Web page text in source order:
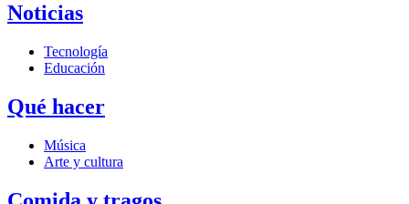
Noticias
Tecnología
Educación
Qué hacer
Música
Arte y cultura